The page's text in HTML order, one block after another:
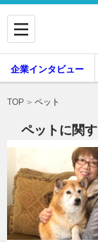
企業インタ
副業
企業インタビュー
暮らし
TOP ペット
ペットに関